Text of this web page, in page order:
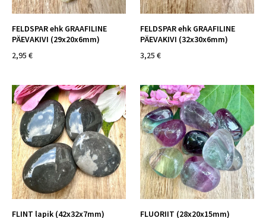
FELDSPAR ehk GRAAFILINE
PÄEVAKIVI (29x20x6mm)
2,95 €
FELDSPAR ehk GRAAFILINE
PÄEVAKIVI (32x30x6mm)
3,25 €
FLINT lapik (42x32x7mm) FLUORIIT (28x20x15mm)